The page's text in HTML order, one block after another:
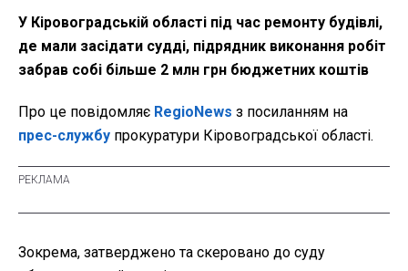
У Кіровоградській області під час ремонту будівлі,
де мали засідати судді, підрядник виконання робіт
забрав собі більше 2 млн грн бюджетних коштів
Про це повідомляє RegioNews з посиланням на
прес-службу прокуратури Кіровоградської області.
Зокрема, затверджено та скеровано до суду